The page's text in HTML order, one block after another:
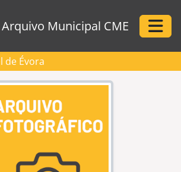
Arquivo Municipal CME
de Évora